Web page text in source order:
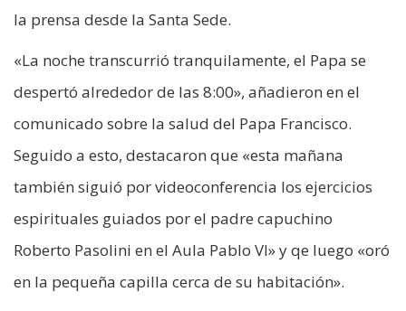
la prensa desde la Santa Sede.
«La noche transcurrió tranquilamente, el Papa se
despertó alrededor de las 8:00», añadieron en el
comunicado sobre la salud del Papa Francisco.
Seguido a esto, destacaron que «esta mañana
también siguió por videoconferencia los ejercicios
espirituales guiados por el padre capuchino
Roberto Pasolini en el Aula Pablo VI» y qe luego «oró
en la pequeña capilla cerca de su habitación».